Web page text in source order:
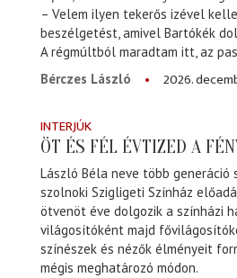
– Velem ilyen tekerős izével
beszélgetést, amivel Bartókék
A régmúltból maradtam itt, az
Bérczes László
2026.
INTERJÚK
ÖT ÉS FÉL ÉVTIZED A
László Béla neve több generáció
szolnoki Szigligeti Színház
ötvenöt éve dolgozik a színházi
világosítóként majd
színészek és nézők élményeit
mégis meghatározó módon.